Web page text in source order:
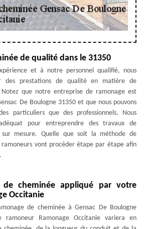
de qualité dans le 31350
et à notre personnel qualifié, nous
des prestations de qualité en matière de
que notre entreprise de ramonage est
De Boulogne 31350 et que nous pouvons
particuliers que des professionnels. Nous
pour entreprendre des travaux de
sur mesure. Quelle que soit la méthode de
vont procéder étape par étape afin
de cheminée appliqué par votre
Occitanie
de cheminée à Gensac De Boulogne
Ramonage Occitanie variera en